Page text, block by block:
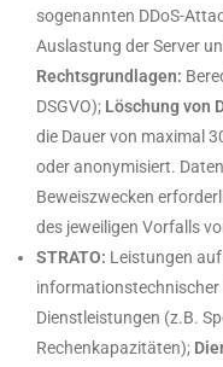
sogenannten DDoS-
Auslastung der Server
Rechtsgrundlagen:
DSGVO); Löschung von
die Dauer von maximal
oder anonymisiert.
Beweiszwecken
des jeweiligen Vorfalls
STRATO: Leistungen
Dienstleistungen (z.B.
Rechenkapazitäten);